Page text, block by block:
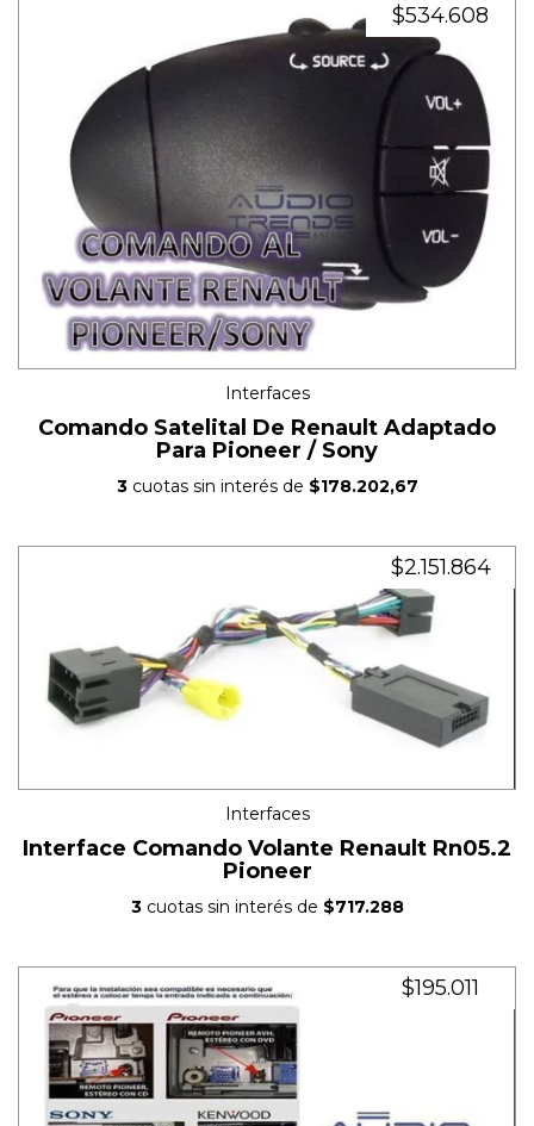
$534.608
Interfaces
Comando Satelital De Renault Adaptado
Para Pioneer / Sony
3cuotas sin interés de $178.202,67
$2.151.864
Interfaces
Interface Comando Volante Renault Rn05.2
Pioneer
3cuotas sin interés de $717.288
$195.011